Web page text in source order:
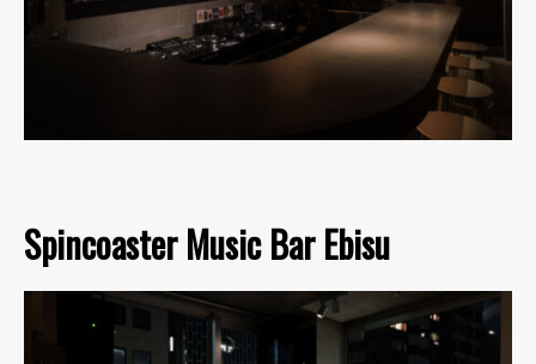
Spincoaster Music Bar Ebisu